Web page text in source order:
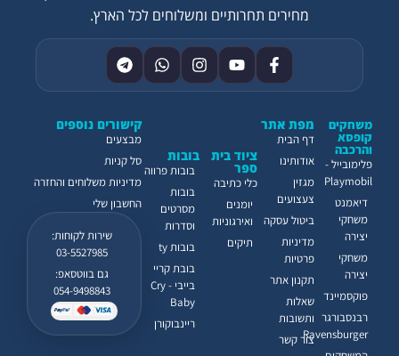
קישורים נוספים
מבצעים
סל קניות
מדיניות משלוחים והחזרה
החשבון שלי
שירות לקוחות:
03-5527985
גם בווטסאפ:
054-9498843
ציוד בית
ספר
כלי כתיבה
יומנים
ואירגוניות
תיקים
בובות
בובות פרווה
בובות
מסרטים
וסדרות
בובות ty
בובת קריי
בייבי - Cry
Baby
ריינבוקורן
משחקים
קופסא
והרכבה
פלימובייל -
Playmobil
דיאמנט
משחקי
יצירה
משחקי
יצירה
פוקסמיינד
רבנסבורגר
Ravensburger
מפת אתר
דף הבית
אודותינו
מגזין
צעצועים
ביטול עסקה
מדיניות
פרטיות
תקנון אתר
שאלות
ותשובות
צור קשר
מחירים תחרותיים ומשלוחים לכל הארץ.